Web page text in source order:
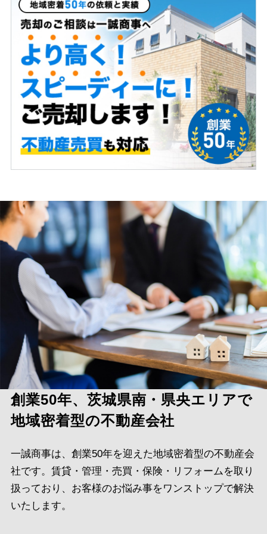
創業50年、茨城県南・県央エリアで
地域密着型の不動産会社
一誠商事は、創業50年を迎えた地域密着型の不動産会
社です。賃貸・管理・売買・保険・リフォームを取り
扱っており、お客様のお悩み事をワンストップで解決
いたします。